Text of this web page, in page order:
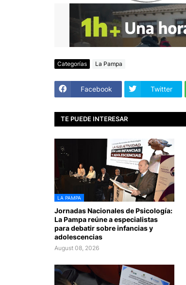
Categorías La Pampa
Facebook Twitter
TE PUEDE INTERESAR
LA PAMPA
Jornadas Nacionales de Psicología:
La Pampa reúne a especialistas
para debatir sobre infancias y
adolescencias
August 08, 2026